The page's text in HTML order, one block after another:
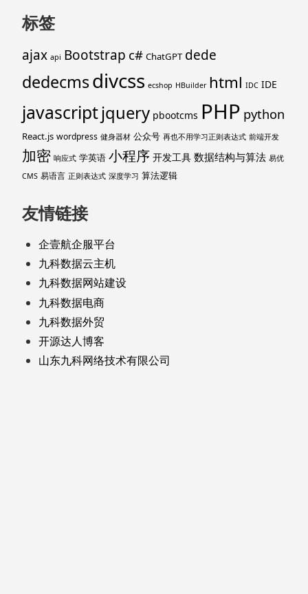
标签
ajax api Bootstrap c# ChatGPT dede
dedecmsdivcss ecshop HBuilder html IDC IDE
javascriptjquery pbootcms PHP python
React.js wordpress 健身器材 公众号 再也不用学习正则表达式 前端开发
加密 响应式 学英语 小程序 开发工具 数据结构与算法 易优
CMS 易语言 正则表达式 深度学习 算法逻辑
友情链接
企壹航企服平台
九科数据云主机
九科数据网站建设
九科数据电商
九科数据外贸
开源达人博客
山东九科网络技术有限公司